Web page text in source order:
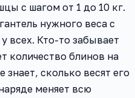
с шагом от 1 до 10 кг.
нужного веса с
всех. Кто-то забывает
количество блинов на
сколько весят его
меняет всю